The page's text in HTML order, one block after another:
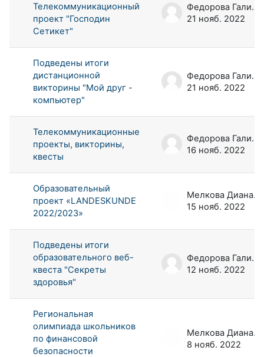
Телекоммуникационный
проект "Господин
Сетикет"
Федорова Галина Аркадьевна
21 нояб. 2022
Подведены итоги
дистанционной
викторины "Мой друг -
компьютер"
Федорова Галина Аркадьевна
21 нояб. 2022
Телекоммуникационные
проекты, викторины,
квесты
Федорова Галина Аркадьевна
16 нояб. 2022
Образовательный
проект «LANDESKUNDE
2022/2023»
Мелкова Диана Андреевна
15 нояб. 2022
Подведены итоги
образовательного веб-
квеста "Секреты
здоровья"
Федорова Галина Аркадьевна
12 нояб. 2022
Региональная
олимпиада школьников
по финансовой
безопасности
Мелкова Диана Андреевна
8 нояб. 2022